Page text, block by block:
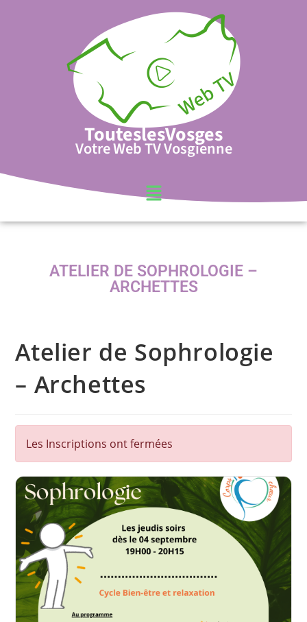
TouteslesVosges
Votre Web TV Vosgienne
ATELIER DE SOPHROLOGIE –
ARCHETTES
Atelier de Sophrologie
– Archettes
Les Inscriptions ont fermées